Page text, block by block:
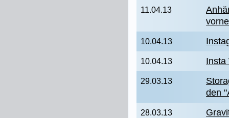
11.04.13
10.04.13
10.04.13 Insta
29.03.13
den
28.03.13